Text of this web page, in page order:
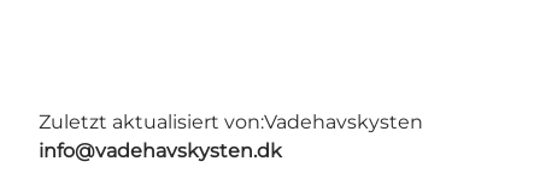
Zuletzt aktualisiert von:Vadehavskysten
info@vadehavskysten.dk